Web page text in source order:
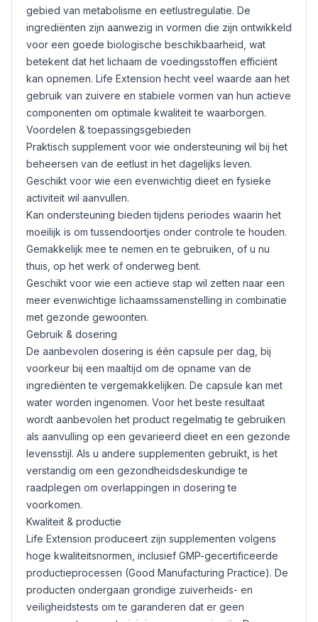
gebied van metabolisme en eetlustregulatie. De
ingrediënten zijn aanwezig in vormen die zijn ontwikkeld
voor een goede biologische beschikbaarheid, wat
betekent dat het lichaam de voedingsstoffen efficiënt
kan opnemen. Life Extension hecht veel waarde aan het
gebruik van zuivere en stabiele vormen van hun actieve
componenten om optimale kwaliteit te waarborgen.
Voordelen & toepassingsgebieden
Praktisch supplement voor wie ondersteuning wil bij het
beheersen van de eetlust in het dagelijks leven.
Geschikt voor wie een evenwichtig dieet en fysieke
activiteit wil aanvullen.
Kan ondersteuning bieden tijdens periodes waarin het
moeilijk is om tussendoortjes onder controle te houden.
Gemakkelijk mee te nemen en te gebruiken, of u nu
thuis, op het werk of onderweg bent.
Geschikt voor wie een actieve stap wil zetten naar een
meer evenwichtige lichaamssamenstelling in combinatie
met gezonde gewoonten.
Gebruik & dosering
De aanbevolen dosering is één capsule per dag, bij
voorkeur bij een maaltijd om de opname van de
ingrediënten te vergemakkelijken. De capsule kan met
water worden ingenomen. Voor het beste resultaat
wordt aanbevolen het product regelmatig te gebruiken
als aanvulling op een gevarieerd dieet en een gezonde
levensstijl. Als u andere supplementen gebruikt, is het
verstandig om een gezondheidsdeskundige te
raadplegen om overlappingen in dosering te
voorkomen.
Kwaliteit & productie
Life Extension produceert zijn supplementen volgens
hoge kwaliteitsnormen, inclusief GMP-gecertificeerde
productieprocessen (Good Manufacturing Practice). De
producten ondergaan grondige zuiverheids- en
veiligheidstests om te garanderen dat er geen